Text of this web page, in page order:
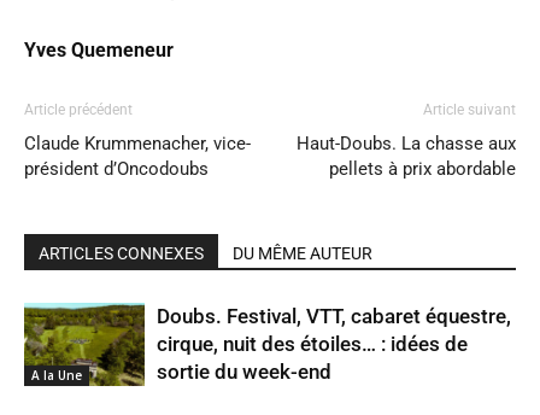
Yves Quemeneur
Article précédent
Claude Krummenacher, vice-
président d’Oncodoubs
Article suivant
Haut-Doubs. La chasse aux
pellets à prix abordable
ARTICLES CONNEXES DU MÊME AUTEUR
A la Une
Doubs. Festival, VTT, cabaret équestre,
cirque, nuit des étoiles… : idées de
sortie du week-end